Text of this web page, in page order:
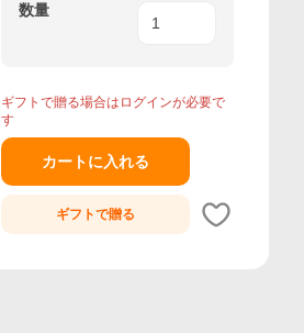
数量
ギフトで贈る場合はログインが必要で
す
カートに入れる
ギフトで贈る